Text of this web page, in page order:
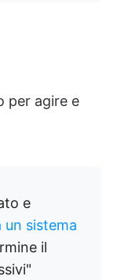
per agire e
e
un sistema
il